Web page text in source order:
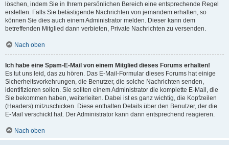
löschen, indem Sie in Ihrem persönlichen Bereich eine entsprechende Regel
erstellen. Falls Sie belästigende Nachrichten von jemandem erhalten, so
können Sie dies auch einem Administrator melden. Dieser kann dem
betreffenden Mitglied dann verbieten, Private Nachrichten zu versenden.
Nach oben
Ich habe eine Spam-E-Mail von einem Mitglied dieses Forums erhalten!
Es tut uns leid, das zu hören. Das E-Mail-Formular dieses Forums hat einige
Sicherheitsvorkehrungen, die Benutzer, die solche Nachrichten senden,
identifizieren sollen. Sie sollten einem Administrator die komplette E-Mail, die
Sie bekommen haben, weiterleiten. Dabei ist es ganz wichtig, die Kopfzeilen
(Headers) mitzuschicken. Diese enthalten Details über den Benutzer, der die
E-Mail verschickt hat. Der Administrator kann dann entsprechend reagieren.
Nach oben